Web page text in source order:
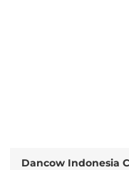
Dancow Indonesia